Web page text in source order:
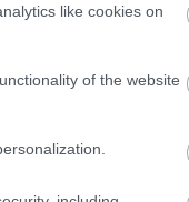
like cookies on
of the website
A tartása, a
például
bármilyen
de van benne